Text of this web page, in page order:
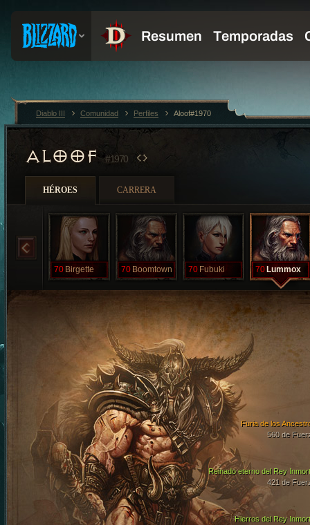
ALOOF#1970
HÉROES CARRERA
70 Birgette 70 Boomtown 70 Fubuki 70 Lummox
Reinado eterno del Rey
421 de
Hierros del Rey
Furia de los
560 de
Diablo III Comunidad Perfiles Aloof#1970